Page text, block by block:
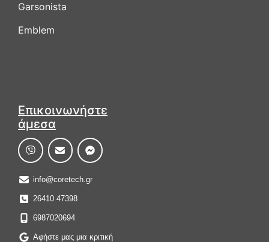
Garsonista
Emblem
Επικοινωνήστε
άμεσα
info@coretech.gr
26410 47398
6987020694
Αφήστε μας μια κριτική